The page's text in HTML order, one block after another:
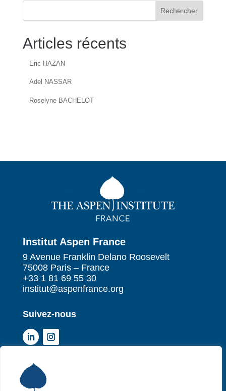
Rechercher
Articles récents
Eric HAZAN
Adel NASSAR
Roselyne BACHELOT
Institut Aspen France
9 Avenue Franklin Delano Roosevelt
75008 Paris – France
+33 1 81 69 55 30
institut@aspenfrance.org
Suivez-nous
P Institut Aspen France
P Qui sommes-nous ?